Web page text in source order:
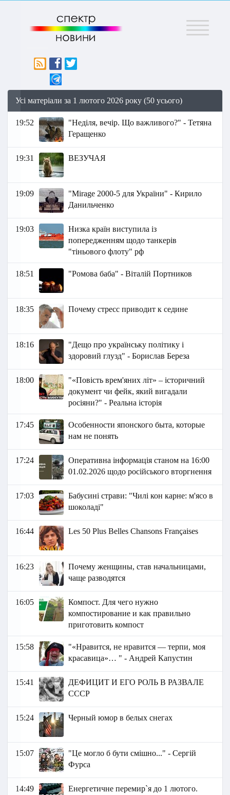
Меню
Усі матеріали за 1 лютого 2026 року (50 усього)
19:52
"Неділя, вечір. Що важливого?" - Тетяна
Геращенко
19:31 ВЕЗУЧАЯ
19:09
"Mirage 2000-5 для України" - Кирило
Данильченко
19:03
Низка країн виступила із
попередженням щодо танкерів
"тіньового флоту" рф
18:51 "Ромова баба" - Віталій Портников
18:35 Почему стресс приводит к седине
18:16
"Дещо про українську політику і
здоровий глузд" - Борислав Береза
18:00
"«Повість врем'яних літ» – історичний
документ чи фейк, який вигадали
росіяни?" - Реальна історія
17:45
Особенности японского быта, которые
нам не понять
17:24
Оперативна інформація станом на 16:00
01.02.2026 щодо російського вторгнення
17:03
Бабусині страви: "Чилі кон карне: м'ясо в
шоколаді"
16:44 Les 50 Plus Belles Chansons Françaises
16:23
Почему женщины, став начальницами,
чаще разводятся
16:05
Компост. Для чего нужно
компостирование и как правильно
приготовить компост
15:58
"«Нравится, не нравится — терпи, моя
красавица»… " - Андрей Капустин
15:41
ДЕФИЦИТ И ЕГО РОЛЬ В РАЗВАЛЕ
СССР
15:24 Черный юмор в белых снегах
15:07
"Це могло б бути смішно..." - Сергій
Фурса
14:49
Енергетичне перемир`я до 1 лютого.